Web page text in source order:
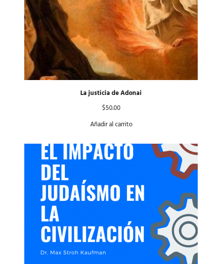
La justicia de Adonai
$50.00
Añadir al carrito